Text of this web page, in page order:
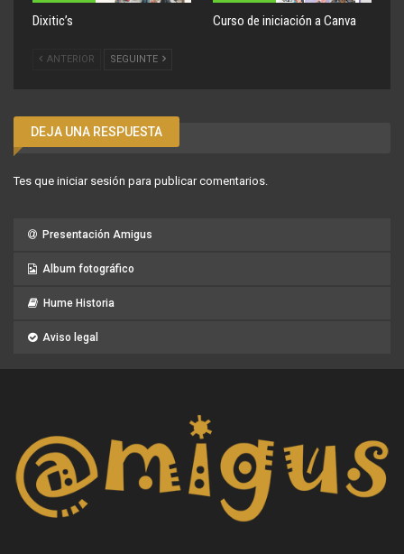
Dixitic’s Curso de iniciación a Canva
ANTERIOR SEGUINTE
DEJA UNA RESPUESTA
Tes que iniciar sesión para publicar comentarios.
Presentación Amigus
Album fotográfico
Hume Historia
Aviso legal